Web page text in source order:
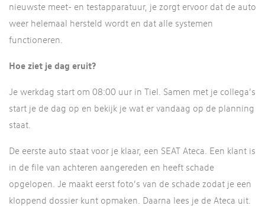
nieuwste meet- en testapparatuur, je zorgt ervoor dat de auto
weer helemaal hersteld wordt en dat alle systemen
functioneren.
Hoe ziet je dag eruit?
Je werkdag start om 08:00 uur in Tiel. Samen met je collega’s
start je de dag op en bekijk je wat er vandaag op de planning
staat.
De eerste auto staat voor je klaar, een SEAT Ateca. Een klant is
in de file van achteren aangereden en heeft schade
opgelopen. Je maakt eerst foto’s van de schade zodat je een
kloppend dossier kunt opmaken. Daarna lees je de Ateca uit.